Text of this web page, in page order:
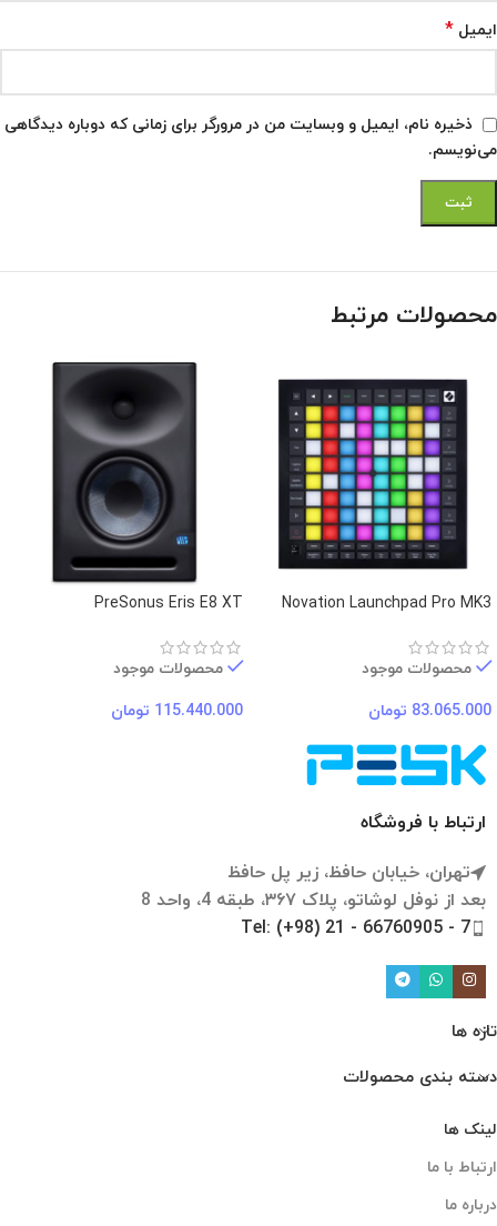
ایمیل *
ذخیره نام، ایمیل و وبسایت من در مرورگر برای زمانی که دوباره دیدگاهی
می‌نویسم.
محصولات مرتبط
Novation Launchpad Pro MK3
محصولات موجود
83.065.000 تومان
PreSonus Eris E8 XT
محصولات موجود
115.440.000 تومان
ارتباط با فروشگاه
تهران، خیابان حافظ، زیر پل حافظ
بعد از نوفل لوشاتو، پلاک ۳۶۷، طبقه 4، واحد 8
Tel: (+98) 21 - 66760905 - 7
تازه ها
دسته بندی محصولات
لینک ها
ارتباط با ما
درباره ما